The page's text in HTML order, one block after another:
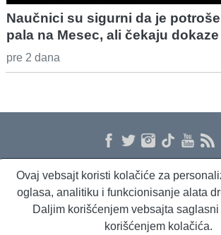
Naučnici su sigurni da je
pala na Mesec, ali čekaju dokaze
pre 2 dana
O nama Proizvodi i usluge Politika
Dnevni evropski servis
Ovaj vebsajt koristi kolačiće za
oglasa, analitiku i funkcionisanje alata
Daljim korišćenjem vebsajta
korišćenjem kolačića.